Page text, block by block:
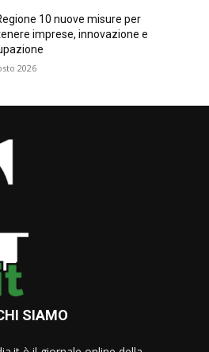
10 nuove misure per
imprese, innovazione e
2026
SIAMO